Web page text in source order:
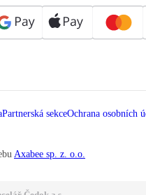
Partnerská sekceOchrana osobních
Axabee sp. z. o.o.